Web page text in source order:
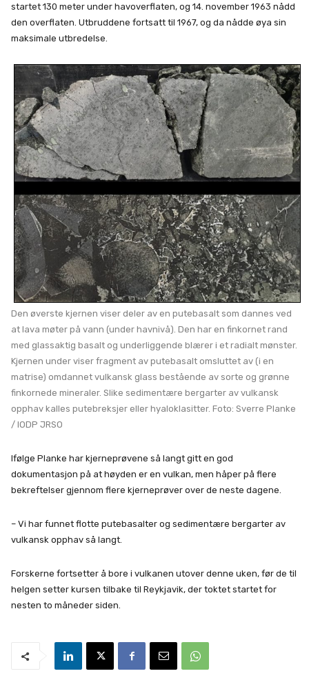
startet 130 meter under havoverflaten, og 14. november 1963 nådd
den overflaten. Utbruddene fortsatt til 1967, og da nådde øya sin
maksimale utbredelse.
Den øverste kjernen viser deler av en putebasalt som dannes ved
at lava møter på vann (under havnivå). Den har en finkornet rand
med glassaktig basalt og underliggende blærer i et radialt mønster.
Kjernen under viser fragment av putebasalt omsluttet av (i en
matrise) omdannet vulkansk glass bestående av sorte og grønne
finkornede mineraler. Slike sedimentære bergarter av vulkansk
opphav kalles putebreksjer eller hyaloklasitter. Foto: Sverre Planke
/ IODP JRSO
Ifølge Planke har kjerneprøvene så langt gitt en god
dokumentasjon på at høyden er en vulkan, men håper på flere
bekreftelser gjennom flere kjerneprøver over de neste dagene.
– Vi har funnet flotte putebasalter og sedimentære bergarter av
vulkansk opphav så langt.
Forskerne fortsetter å bore i vulkanen utover denne uken, før de til
helgen setter kursen tilbake til Reykjavik, der toktet startet for
nesten to måneder siden.